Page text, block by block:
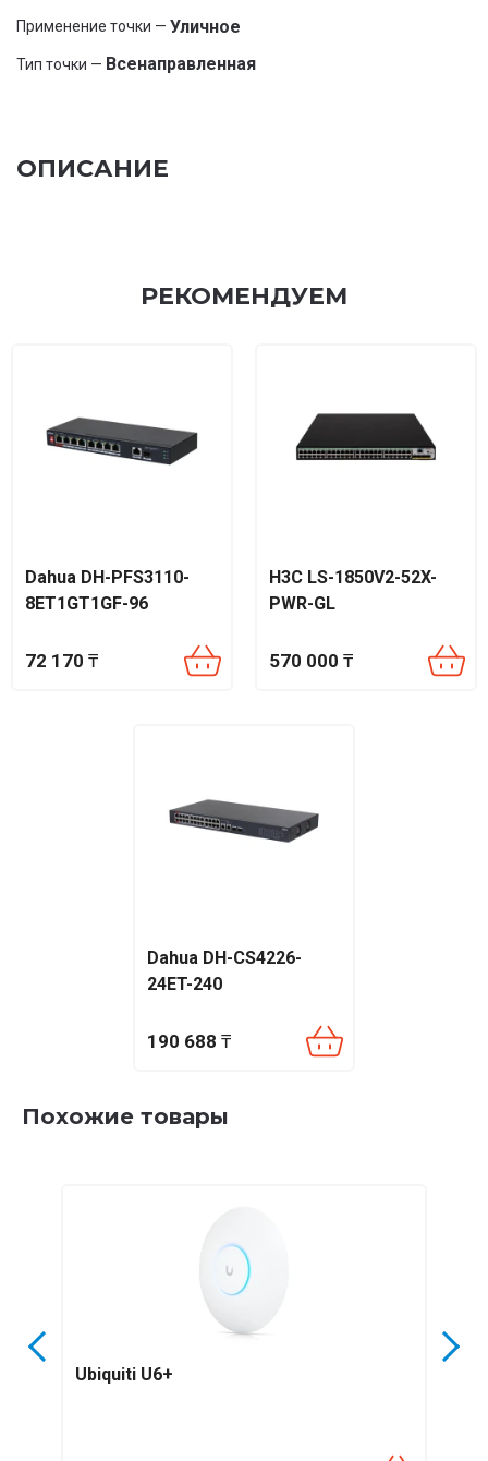
Применение точки — Уличное
Тип точки — Всенаправленная
ОПИСАНИЕ
РЕКОМЕНДУЕМ
Dahua DH-PFS3110-
8ET1GT1GF-96
72 170 ₸
H3C LS-1850V2-52X-
PWR-GL
570 000 ₸
Dahua DH-CS4226-
24ET-240
190 688 ₸
Похожие товары
Ubiquiti U6+